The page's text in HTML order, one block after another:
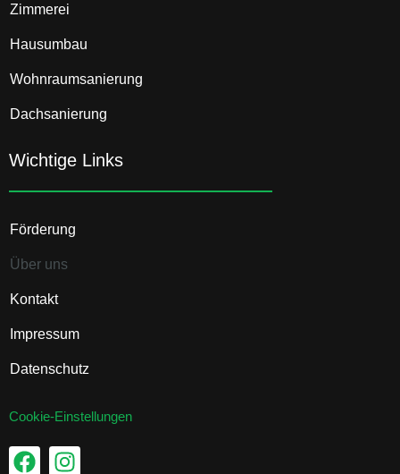
Zimmerei
Hausumbau
Wohnraumsanierung
Dachsanierung
Wichtige Links
Förderung
Über uns
Kontakt
Impressum
Datenschutz
Cookie-Einstellungen